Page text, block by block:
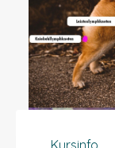
Kursinfo